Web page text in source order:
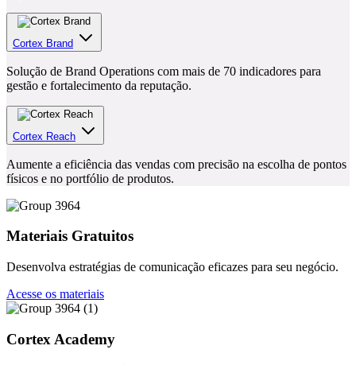
Cortex Brand
Solução de Brand Operations com mais de 70 indicadores para
Cortex Reach
Aumente a eficiência das vendas com precisão na escolha de pontos
Materiais Gratuitos
Desenvolva estratégias de comunicação eficazes para seu negócio.
Acesse os materiais
Cortex Academy
Unimos dados e inteligência para tornar sua tomada de decisão mais